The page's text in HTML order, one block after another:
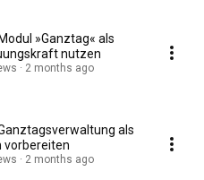
»Ganztag« als
nutzen
2 months ago
als
vorbereiten
2 months ago